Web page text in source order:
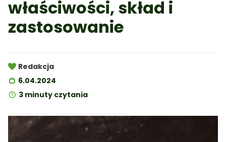
właściwości, skład i
zastosowanie
Redakcja
6.04.2024
3 minuty czytania